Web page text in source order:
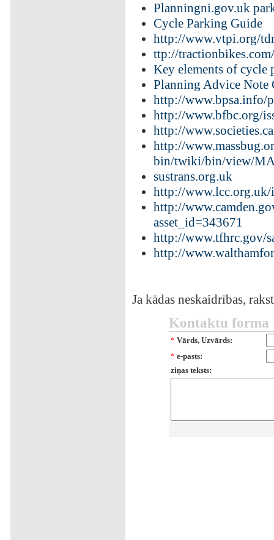
Planningni.gov.uk
Cycle Parking Guide
http://www.vtpi.org/
ttp://
Key elements of
Planning Advice Note
http://www.bpsa.info/
http://www.bfbc.org/
http://
http://
bin/twiki/bin/view/
sustrans.org.uk
http://www.lcc.org.uk/
http://
asset_id=343671
http://www.tfhrc.gov/
http://
Ja kādas neskaidrības,
Kontaktu forma
* Vārds, Uzvārds:
* e-pasts:
ziņas teksts: